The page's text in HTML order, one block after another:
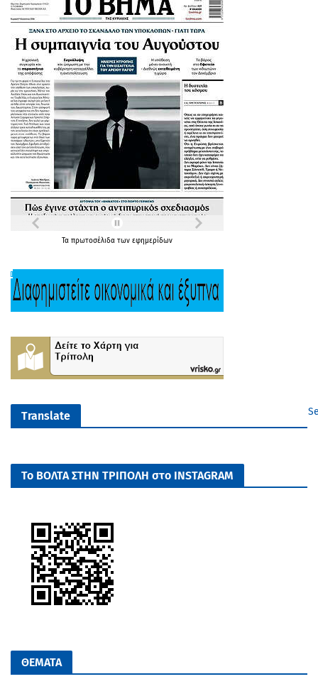
Τα πρωτοσέλιδα των εφημερίδων
Translate
Το ΒΟΛΤΑ ΣΤΗΝ ΤΡΙΠΟΛΗ στο INSTAGRAM
ΘΕΜΑΤΑ